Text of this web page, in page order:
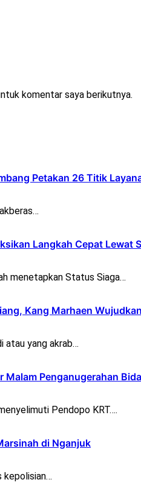
komentar saya berikutnya.
Petakan 26 Titik
Langkah Cepat Lewat
menetapkan Status Siaga…
Kang Marhaen
atau yang akrab…
Penganugerahan
Pendopo KRT….
di Nganjuk
kepolisian…